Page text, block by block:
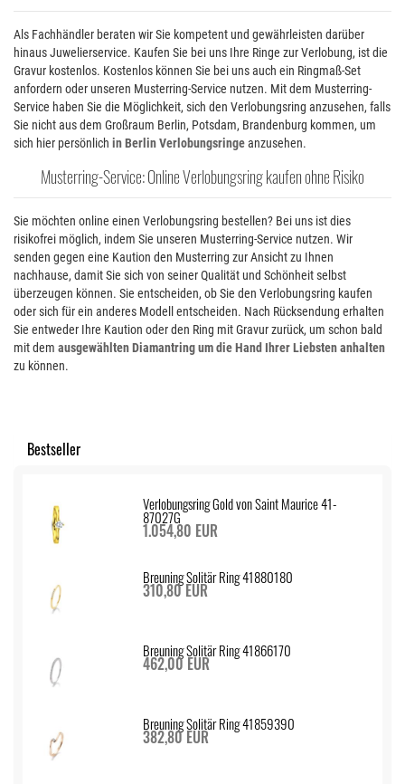
Als Fachhändler beraten wir Sie kompetent und gewährleisten darüber
hinaus Juwelierservice. Kaufen Sie bei uns Ihre Ringe zur Verlobung, ist die
Gravur kostenlos. Kostenlos können Sie bei uns auch ein Ringmaß-Set
anfordern oder unseren Musterring-Service nutzen. Mit dem Musterring-
Service haben Sie die Möglichkeit, sich den Verlobungsring anzusehen, falls
Sie nicht aus dem Großraum Berlin, Potsdam, Brandenburg kommen, um
sich hier persönlich in Berlin Verlobungsringeanzusehen.
Musterring-Service: Online Verlobungsring kaufen ohne Risiko
Sie möchten online einen Verlobungsring bestellen? Bei uns ist dies
risikofrei möglich, indem Sie unseren Musterring-Service nutzen. Wir
senden gegen eine Kaution den Musterring zur Ansicht zu Ihnen
nachhause, damit Sie sich von seiner Qualität und Schönheit selbst
überzeugen können. Sie entscheiden, ob Sie den Verlobungsring kaufen
oder sich für ein anderes Modell entscheiden. Nach Rücksendung erhalten
Sie entweder Ihre Kaution oder den Ring mit Gravur zurück, um schon bald
mit dem ausgewählten Diamantring um die Hand Ihrer Liebsten anhalten
zu können.
Bestseller
Verlobungsring Gold von Saint Maurice 41-
87027G
1.054,80 EUR
Breuning Solitär Ring 41880180
310,80 EUR
Breuning Solitär Ring 41866170
462,00 EUR
Breuning Solitär Ring 41859390
382,80 EUR